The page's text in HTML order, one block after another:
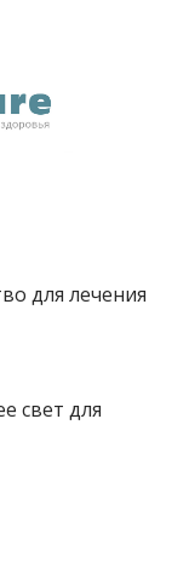
для лечения
свет для